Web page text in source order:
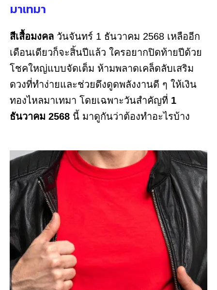
มาเทมา
สีเสื้อมงคล วันจันทร์ 1 ธันวาคม 2568 เหลืออีก
เดือนเดียวก็จะสิ้นปีแล้ว ใครอยากปิดท้ายปีด้วย
โชคใหญ่แบบจัดเต็ม ห้ามพลาดเคล็ดลับเสริม
ดวงที่ทำง่ายและช่วยดึงดูดพลังงานดี ๆ ให้เงิน
ทองไหลมาเทมา โดยเฉพาะวันสำคัญที่ 1
ธันวาคม 2568 นี้ มาดูกันว่าต้องทำอะไรบ้าง